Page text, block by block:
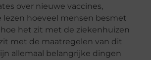
over nieuwe vaccines,
lezen hoeveel mensen besmet
het zit met de ziekenhuizen
met de maatregelen van dit
allemaal belangrijke dingen